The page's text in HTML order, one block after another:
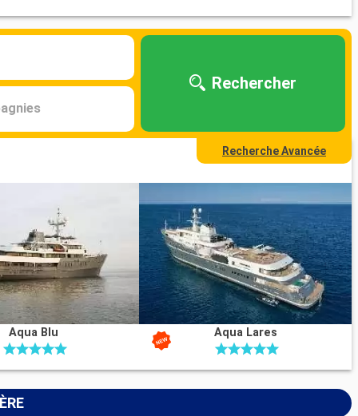
Rechercher
Recherche Avancée
Aqua Blu Aqua Lares